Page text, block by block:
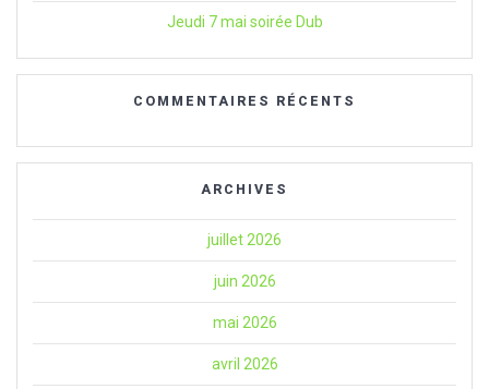
Jeudi 7 mai soirée Dub
COMMENTAIRES RÉCENTS
ARCHIVES
juillet 2026
juin 2026
mai 2026
avril 2026